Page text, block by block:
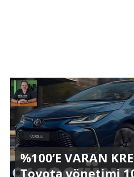
%100’E VARAN
Toyota yönetimi